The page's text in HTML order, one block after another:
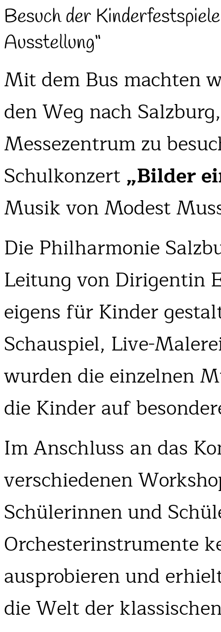
Besuch der
Ausstellung“
Mit dem Bus machten
den Weg nach
Messezentrum zu
Schulkonzert „Bilder
Musik von Modest
Die Philharmonie
Leitung von Dirigentin
eigens für Kinder
Schauspiel, Live-
wurden die einzelnen
die Kinder auf
Im Anschluss an das
verschiedenen
Schülerinnen und
Orchesterinstrumente
ausprobieren und
die Welt der